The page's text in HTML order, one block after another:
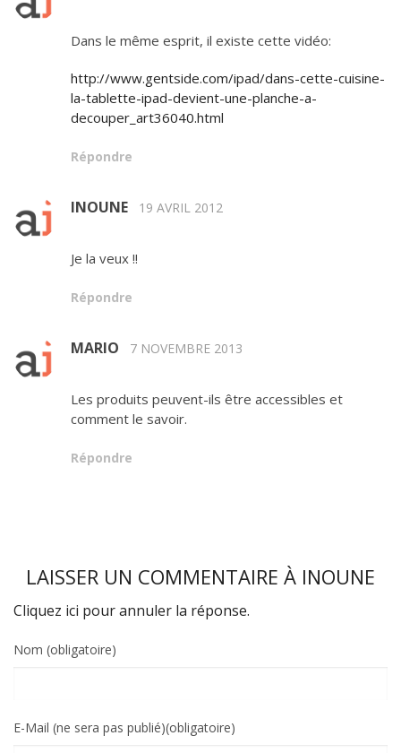
Dans le même esprit, il existe cette vidéo:
http://www.gentside.com/ipad/dans-cette-cuisine-
la-tablette-ipad-devient-une-planche-a-
decouper_art36040.html
Répondre
INOUNE 19 AVRIL 2012
Je la veux !!
Répondre
MARIO 7 NOVEMBRE 2013
Les produits peuvent-ils être accessibles et
comment le savoir.
Répondre
LAISSER UN COMMENTAIRE À INOUNE
Cliquez ici pour annuler la réponse.
Nom (obligatoire)
E-Mail (ne sera pas publié)(obligatoire)